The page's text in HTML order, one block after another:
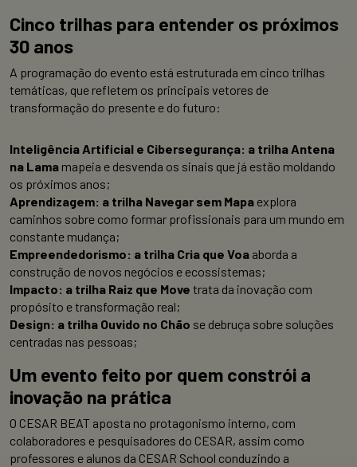
Cinco trilhas para entender os próximos
30 anos
A programação do evento está estruturada em cinco trilhas
temáticas, que refletem os principais vetores de
transformação do presente e do futuro:
Inteligência Artificial e Cibersegurança: a trilha Antena
na Lama mapeia e desvenda os sinais que já estão moldando
os próximos anos;
Aprendizagem: a trilha Navegar sem Mapa explora
caminhos sobre como formar profissionais para um mundo em
constante mudança;
Empreendedorismo: a trilha Cria que Voa aborda a
construção de novos negócios e ecossistemas;
Impacto: a trilha Raiz que Move trata da inovação com
propósito e transformação real;
Design: a trilha Ouvido no Chão se debruça sobre soluções
centradas nas pessoas;
Um evento feito por quem constrói a
inovação na prática
O CESAR BEAT aposta no protagonismo interno, com
colaboradores e pesquisadores do CESAR, assim como
professores e alunos da CESAR School conduzindo a